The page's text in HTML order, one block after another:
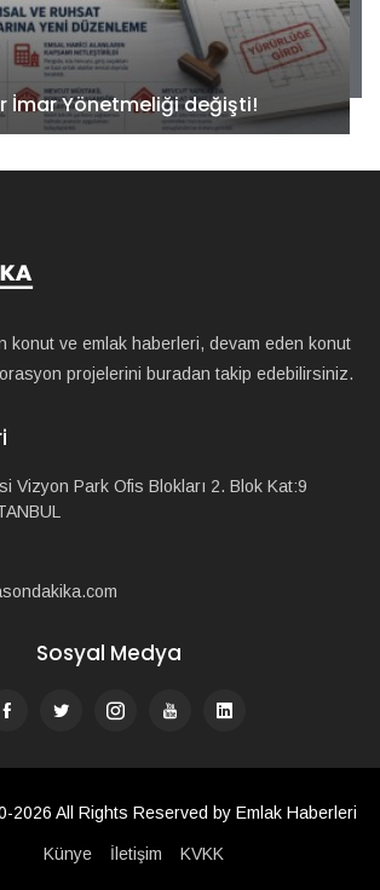
Pendik Dolayoba projesiyle ilgili
konut ve emlak haberleri, devam eden konut
projelerini buradan takip edebilirsiniz.
Vizyon Park Ofis Blokları 2. Blok Kat:9
Sosyal Medya
2026 All Rights Reserved by Emlak Haberleri
Künye İletişim KVKK